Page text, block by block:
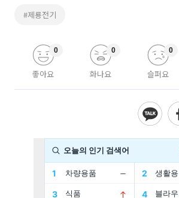
#제룡전기
좋아요
0
화나요
0
슬퍼요
0